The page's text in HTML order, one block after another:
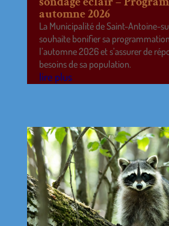
automne 2026
La Municipalité de Saint-Antoine-
souhaite bonifier sa
l’automne 2026 et s’assurer de
besoins de sa population.
lire plus